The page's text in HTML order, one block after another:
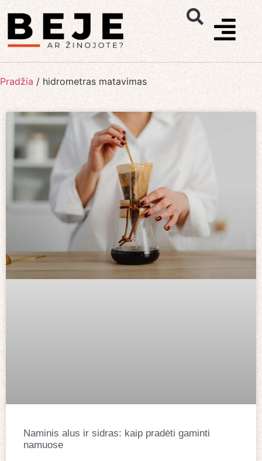
Pradžia / hidrometras matavimas
Naminis alus ir sidras: kaip pradėti gaminti
namuose